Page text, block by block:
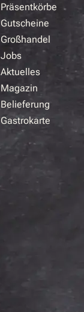
Präsentkörbe
Gutscheine
Großhandel
Jobs
Aktuelles
Magazin
Belieferung
Gastrokarte